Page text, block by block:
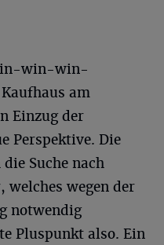
win-win-
am
Einzug der
Perspektive. Die
Suche nach
welches wegen der
notwendig
Pluspunkt also. Ein